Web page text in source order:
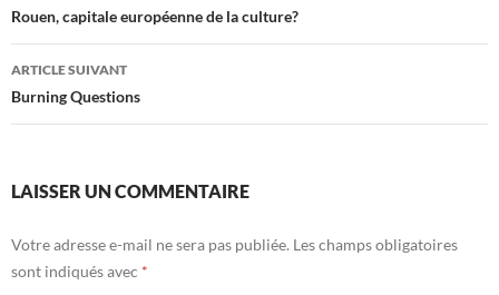
des
articles
Rouen, capitale européenne de la culture?
ARTICLE SUIVANT
Burning Questions
LAISSER UN COMMENTAIRE
Votre adresse e-mail ne sera pas publiée. Les champs obligatoires
sont indiqués avec *